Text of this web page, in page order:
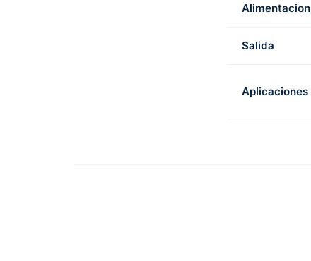
Alimentacion
Salida
Aplicaciones